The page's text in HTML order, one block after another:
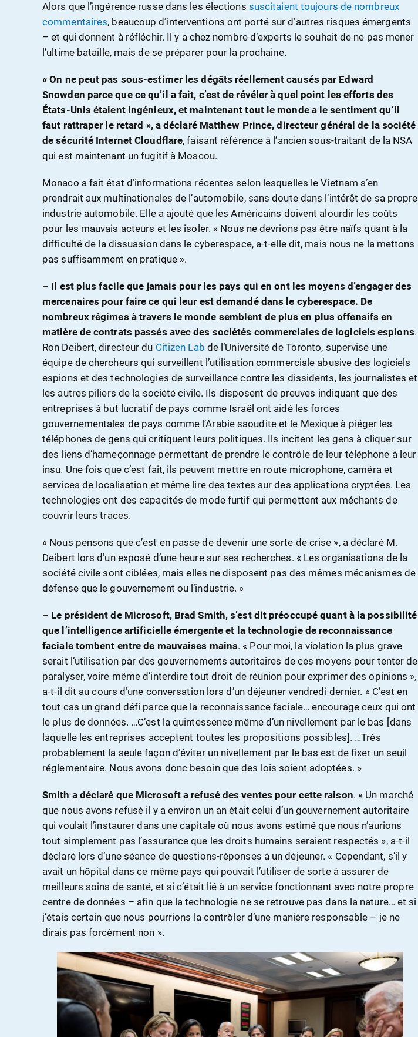
Alors que l’ingérence russe dans les élections suscitaient toujours de nombreux
commentaires, beaucoup d’interventions ont porté sur d’autres risques émergents
– et qui donnent à réfléchir. Il y a chez nombre d’experts le souhait de ne pas mener
l’ultime bataille, mais de se préparer pour la prochaine.
« On ne peut pas sous-estimer les dégâts réellement causés par Edward
Snowden parce que ce qu’il a fait, c’est de révéler à quel point les efforts des
États-Unis étaient ingénieux, et maintenant tout le monde a le sentiment qu’il
faut rattraper le retard », a déclaré Matthew Prince, directeur général de la société
de sécurité Internet Cloudflare, faisant référence à l’ancien sous-traitant de la NSA
qui est maintenant un fugitif à Moscou.
Monaco a fait état d’informations récentes selon lesquelles le Vietnam s’en
prendrait aux multinationales de l’automobile, sans doute dans l’intérêt de sa propre
industrie automobile. Elle a ajouté que les Américains doivent alourdir les coûts
pour les mauvais acteurs et les isoler. « Nous ne devrions pas être naïfs quant à la
difficulté de la dissuasion dans le cyberespace, a-t-elle dit, mais nous ne la mettons
pas suffisamment en pratique ».
– Il est plus facile que jamais pour les pays qui en ont les moyens d’engager des
mercenaires pour fairece qui leur est demandé dans le cyberespace. De
nombreux régimes à travers le monde semblent de plus en plus offensifs en
matière de contrats passés avec des sociétés commerciales de logiciels espions.
Ron Deibert, directeur du Citizen Lab de l’Université de Toronto, supervise une
équipe de chercheurs qui surveillent l’utilisation commerciale abusive des logiciels
espions et des technologies de surveillance contre les dissidents, les journalistes et
les autres piliers de la société civile. Ils disposent de preuves indiquant que des
entreprises à but lucratif de pays comme Israël ont aidé les forces
gouvernementales de pays comme l’Arabie saoudite et le Mexique à piéger les
téléphones de gens qui critiquent leurs politiques. Ils incitent les gens à cliquer sur
des liens d’hameçonnage permettant de prendre le contrôle de leur téléphone à leur
insu. Une fois que c’est fait, ils peuvent mettre en route microphone, caméra et
services de localisation et même lire des textes sur des applications cryptées. Les
technologies ont des capacités de mode furtif qui permettent aux méchants de
couvrir leurs traces.
« Nous pensons que c’est en passe de devenir une sorte de crise », a déclaré M.
Deibert lors d’un exposé d’une heure sur ses recherches. « Les organisations de la
société civile sont ciblées, mais elles ne disposent pas des mêmes mécanismes de
défense que le gouvernement ou l’industrie. »
– Le président de Microsoft, Brad Smith, s’est dit préoccupé quant à la possibilité
que l’intelligence artificielle émergente et la technologie de reconnaissance
faciale tombent entre de mauvaises mains. « Pour moi, la violation la plus grave
serait l’utilisation par des gouvernements autoritaires de ces moyens pour tenter de
paralyser, voire même d’interdire tout droit de réunion pour exprimer des opinions »,
a-t-il dit au cours d’une conversation lors d’un déjeuner vendredi dernier. « C’est en
tout cas un grand défi parce que la reconnaissance faciale… encourage ceux qui ont
le plus de données. …C’est la quintessence même d’un nivellement par le bas [dans
laquelle les entreprises acceptent toutes les propositions possibles]. …Très
probablement la seule façon d’éviter un nivellement par le bas est de fixer un seuil
réglementaire. Nous avons donc besoin que des lois soient adoptées. »
Smith a déclaré que Microsoft a refusé des ventes pour cette raison. « Un marché
que nous avons refusé il y a environ un an était celui d’un gouvernement autoritaire
qui voulait l’instaurer dans une capitale où nous avons estimé que nous n’aurions
tout simplement pas l’assurance que les droits humains seraient respectés », a-t-il
déclaré lors d’une séance de questions-réponses à un déjeuner. « Cependant, s’il y
avait un hôpital dans ce même pays qui pouvait l’utiliser de sorte à assurer de
meilleurs soins de santé, et si c’était lié à un service fonctionnant avec notre propre
centre de données – afin que la technologie ne se retrouve pas dans la nature… et si
j’étais certain que nous pourrions la contrôler d’une manière responsable – je ne
dirais pas forcément non ».